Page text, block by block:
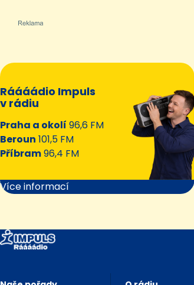
Ráááádio Impuls
v rádiu
Praha a okolí 96,6 FM
Beroun 101,5 FM
Příbram96,4 FM
Více informací